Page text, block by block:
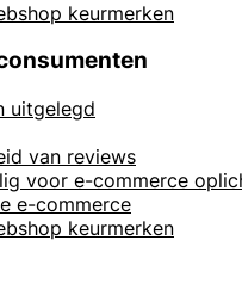
keurmerken
uitgelegd
van reviews
voor e-commerce
e-commerce
keurmerken